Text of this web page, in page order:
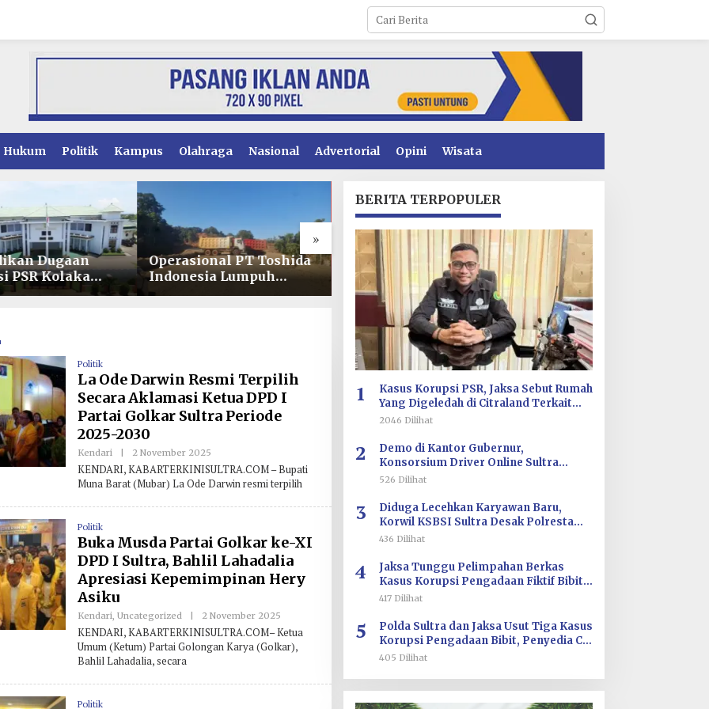
Hukum Politik Kampus Olahraga Nasional Advertorial Opini Wisata
»
PT Toshida
Lumpuh
Pemalangan,
Bupati Kolaka Diam
Ditengah Konflik
Tambang Pomalaa,
Kinerja Pelayanan
Perizinan Konsel
Meningkat, DPMPTSP
Raih Predikat “Sangat
Baik” dari Kementerian
Investasi dan
Hilirisasi/BKPM
Sawal Tegas: Jangan
Main-Main! GEMPUR
SULTRA Siap Duduki
Lahan Sengketa Puuwatu
Politik
La Ode Darwin Resmi Terpilih
Secara Aklamasi Ketua DPD I
Partai Golkar Sultra Periode
2025-2030
Kendari 2 November 2025
L
E
H
E
K
S
I
KENDARI, KABARTERKINISULTRA.COM – Bupati
Muna Barat (Mubar) La Ode Darwin resmi terpilih
Politik
Buka Musda Partai Golkar ke-XI
DPD I Sultra, Bahlil Lahadalia
Apresiasi Kepemimpinan Hery
Asiku
Kendari, Uncategorized 2 November 2025
L
E
H
D
KENDARI, KABARTERKINISULTRA.COM– Ketua
Umum (Ketum) Partai Golongan Karya (Golkar),
Bahlil Lahadalia, secara
Politik
BERITA TERPOPULER
1
Kasus Korupsi PSR, Jaksa Sebut Rumah
Yang Digeledah di Citraland Terkait
Saksi AA
2046 Dilihat
2
Demo di Kantor Gubernur,
Konsorsium Driver Online Sultra
Tuntut Evaluasi Tarif dan Pengawasan
526 Dilihat
3
Diduga Lecehkan Karyawan Baru,
Korwil KSBSI Sultra Desak Polresta
Kendari Tindak Tegas Oknum BM PT
436 Dilihat
4
Jaksa Tunggu Pelimpahan Berkas
Kasus Korupsi Pengadaan Fiktif Bibit
CV Wahana Multi Cipta Rp26 Miliar
417 Dilihat
5
Polda Sultra dan Jaksa Usut Tiga Kasus
Korupsi Pengadaan Bibit, Penyedia CV
Wahana Multi Cipta Terperiksa
405 Dilihat